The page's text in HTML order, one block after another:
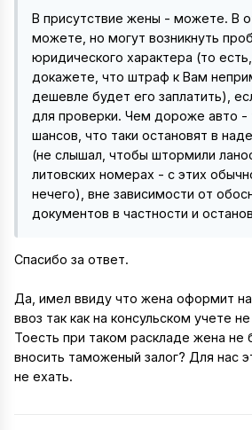
В присутствие жены - можете. В
можете, но могут возникнуть
юридического характера (то
докажете, что штраф к Вам
дешевле будет его заплатить),
для проверки. Чем дороже авто
шансов, что таки остановят в
(не слышал, чтобы штормили
литовских номерах - с этих
нечего), вне зависимости от
документов в частности и
Спасибо за ответ.
Да, имел ввиду что жена оформит
ввоз так как на консульском учете
Тоесть при таком раскладе жена не
вносить таможеный залог? Для нас
не ехать.